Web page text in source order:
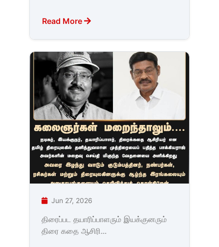
Read More
Jun 27, 2026
திரைப்பட தயாரிப்பாளரும் இயக்குனரும்
திரை கதை ஆசிரி...